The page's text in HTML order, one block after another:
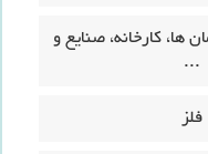
ها، کارخانه، صنایع و
...
فلز